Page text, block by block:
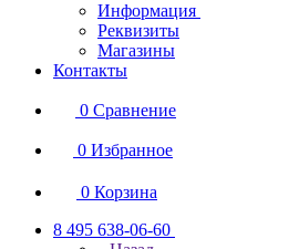
Информация
Реквизиты
Магазины
Контакты
0 Сравнение
0 Избранное
0 Корзина
8 495 638-06-60